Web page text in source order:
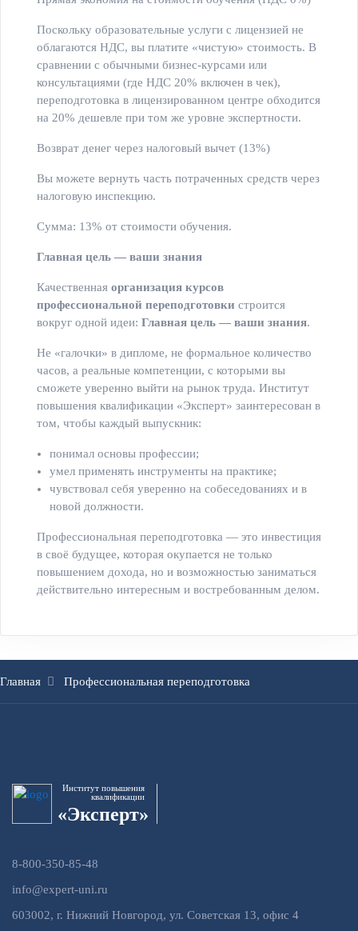
Поскольку образовательные услуги с лицензией не
облагаются НДС, вы платите «чистую» стоимость. В
сравнении с обычными бизнес-курсами или
консультациями (где НДС 20% включен в чек),
переподготовка в лицензированном центре обходится
на 20% дешевле при том же уровне экспертности.
Возврат денег через налоговый вычет (13%)
Вы можете вернуть часть потраченных средств через
налоговую инспекцию.
Сумма: 13% от стоимости обучения.
Главная цель — ваши знания
Качественная организация курсов
профессиональной переподготовки строится
вокруг одной идеи: Главная цель — ваши знания.
Не «галочки» в дипломе, не формальное количество
часов, а реальные компетенции, с которыми вы
сможете уверенно выйти на рынок труда. Институт
повышения квалификации «Эксперт» заинтересован в
том, чтобы каждый выпускник:
понимал основы профессии;
умел применять инструменты на практике;
чувствовал себя уверенно на собеседованиях и в
новой должности.
Профессиональная переподготовка — это инвестиция
в своё будущее, которая окупается не только
повышением дохода, но и возможностью заниматься
действительно интересным и востребованным делом.
Главная Профессиональная переподготовка
Институт повышения
квалификации
«Эксперт»
8-800-350-85-48
info@expert-uni.ru
603002, г. Нижний Новгород, ул. Советская 13, офис 4